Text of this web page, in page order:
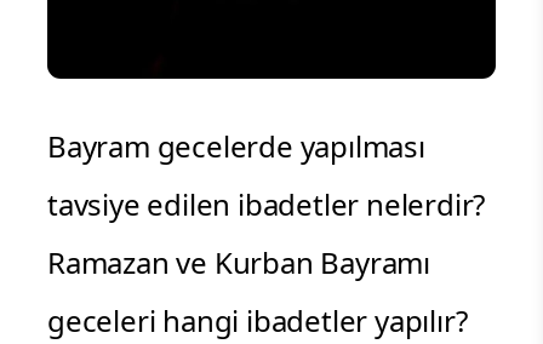
Bayram gecelerde yapılması
tavsiye edilen ibadetler nelerdir?
Ramazan ve Kurban Bayramı
geceleri hangi ibadetler yapılır?